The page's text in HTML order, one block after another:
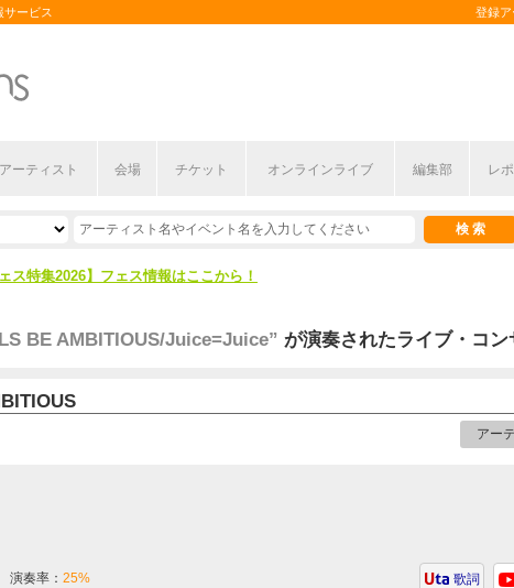
サービス 登録
アーティスト 会場 チケット オンラインライブ 編集部 レ
イブ動員ランキング】2026年上半期編発表！
ェス特集2026】フェス情報はここから！
BE AMBITIOUS/Juice=Juice” が演奏されたライブ・コン
アー
演奏率： 25% 歌詞